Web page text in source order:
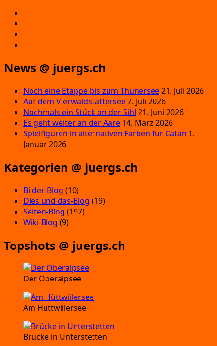
News @ juergs.ch
Noch eine Etappe bis zum Thunersee21. Juli 2026
Auf dem Vierwaldstättersee7. Juli 2026
Nochmals ein Stück an der Sihl 21. Juni 2026
Es geht weiter an der Aare 14. März 2026
Spielfiguren in alternativen Farben für Catan 1.
Januar 2026
Kategorien @ juergs.ch
Bilder-Blog (10)
Dies und das-Blog (19)
Seiten-Blog (197)
Wiki-Blog (9)
Topshots @ juergs.ch
Der Oberalpsee
Am Hüttwiilersee
Brücke in Unterstetten